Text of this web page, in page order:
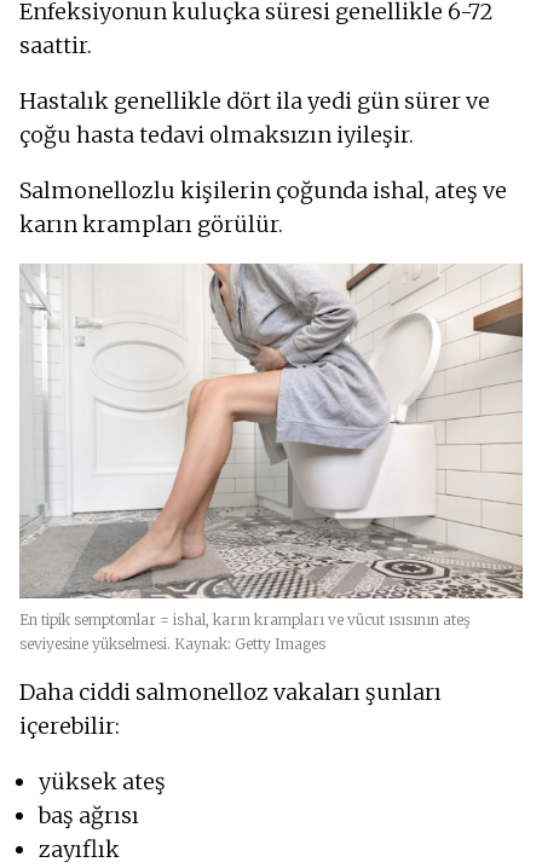
Enfeksiyonun kuluçka süresi genellikle 6-72
saattir.
Hastalık genellikle dört ila yedi gün sürer ve
çoğu hasta tedavi olmaksızın iyileşir.
Salmonellozlu kişilerin çoğunda ishal, ateş ve
karın krampları görülür.
En tipik semptomlar = ishal, karın krampları ve vücut ısısının ateş
seviyesine yükselmesi. Kaynak: Getty Images
Daha ciddi salmonelloz vakaları şunları
içerebilir:
yüksek ateş
baş ağrısı
zayıflık